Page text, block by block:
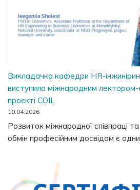
Викладачка кафедри HR-
виступила міжнародним
проєкті COIL
10.04.2026
Розвиток міжнародної співпраці
обмін професійним досвідом є